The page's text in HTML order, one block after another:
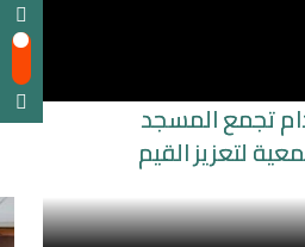
تجمع المسجد
لتعزيز القيم